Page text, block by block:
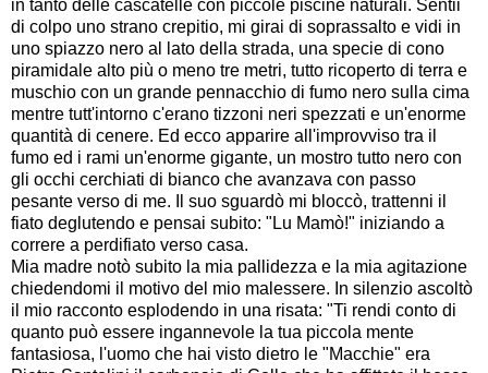
in tanto delle cascatelle con piccole piscine naturali. Sentii
di colpo uno strano crepitio, mi girai di soprassalto e vidi in
uno spiazzo nero al lato della strada, una specie di cono
piramidale alto più o meno tre metri, tutto ricoperto di terra e
muschio con un grande pennacchio di fumo nero sulla cima
mentre tutt'intorno c'erano tizzoni neri spezzati e un'enorme
quantità di cenere. Ed ecco apparire all'improvviso tra il
fumo ed i rami un'enorme gigante, un mostro tutto nero con
gli occhi cerchiati di bianco che avanzava con passo
pesante verso di me. Il suo sguardò mi bloccò, trattenni il
fiato deglutendo e pensai subito: "Lu Mamò!" iniziando a
correre a perdifiato verso casa.
Mia madre notò subito la mia pallidezza e la mia agitazione
chiedendomi il motivo del mio malessere. In silenzio ascoltò
il mio racconto esplodendo in una risata: "Ti rendi conto di
quanto può essere ingannevole la tua piccola mente
fantasiosa, l'uomo che hai visto dietro le "Macchie" era